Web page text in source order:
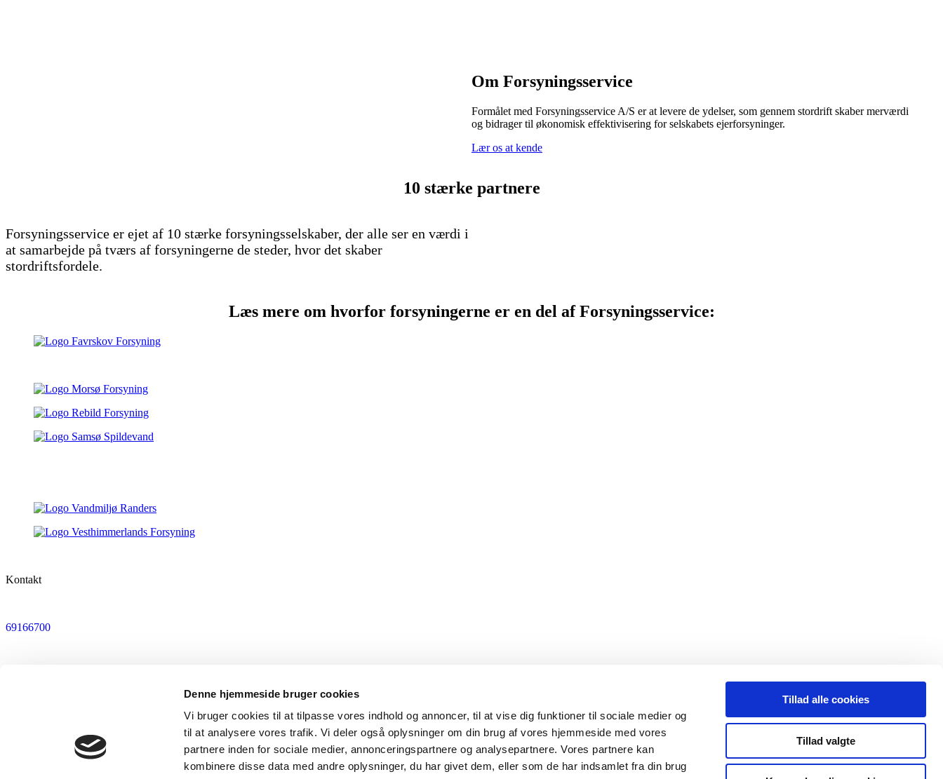
Denne hjemmeside bruger cookies
Vi bruger cookies til at tilpasse vores indhold og annoncer, til at vise dig funktioner til sociale medier og
til at analysere vores trafik. Vi deler også oplysninger om din brug af vores hjemmeside med vores
partnere inden for sociale medier, annonceringspartnere og analysepartnere. Vores partnere kan
kombinere disse data med andre oplysninger, du har givet dem, eller som de har indsamlet fra din brug
Tillad alle cookies
Tillad valgte
Om Forsyningsservice
Formålet med Forsyningsservice A/S er at levere de ydelser, som gennem stordrift skaber merværdi
og bidrager til økonomisk effektivisering for selskabets ejerforsyninger.
Lær os at kende
10 stærke partnere
Forsyningsservice er ejet af 10 stærke forsyningsselskaber, der alle ser en værdi i
at samarbejde på tværs af forsyningerne de steder, hvor det skaber
stordriftsfordele.
Læs mere om hvorfor forsyningerne er en del af Forsyningsservice:
Kontakt
69166700